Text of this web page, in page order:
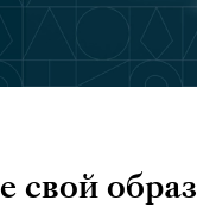
свой образ